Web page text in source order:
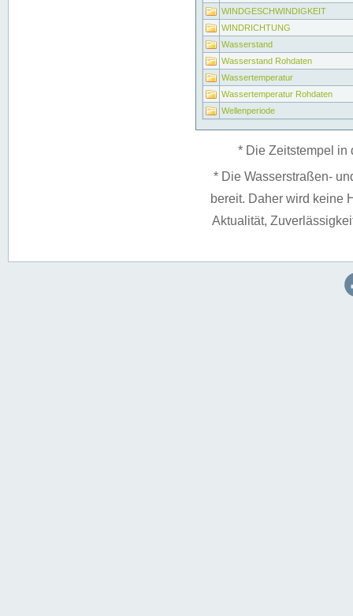
WINDGESCHWINDIGKEIT
WINDRICHTUNG
Wasserstand
Wasserstand Rohdaten
Wassertemperatur
Wassertemperatur Rohdaten
Wellenperiode
* Die Zeitstempel in
* Die Wasserstraßen-
bereit. Daher wird keine
Aktualität,